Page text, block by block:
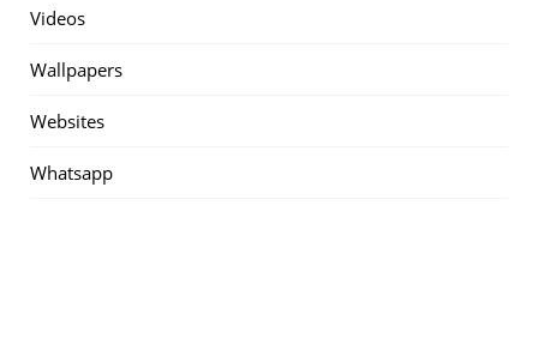
Videos
Wallpapers
Websites
Whatsapp